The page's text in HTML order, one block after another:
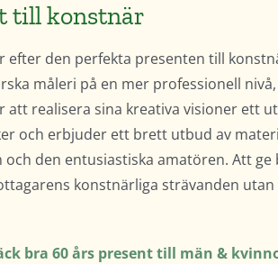
till konstnär
efter den perfekta presenten till
måleri på en mer professionell
realisera sina kreativa visioner ett
och erbjuder ett brett utbud av
och den entusiastiska amatören. Att
konstnärliga strävanden
bra 60 års present till män &